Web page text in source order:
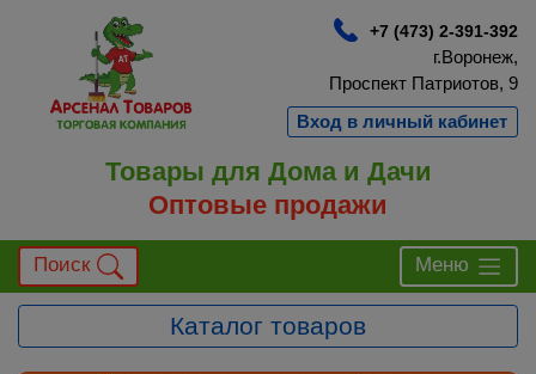
+7 (473) 2-391-392
г.Воронеж,
Проспект Патриотов, 9
Вход в личный кабинет
Товары для Дома и Дачи
Оптовые продажи
Поиск Меню
Каталог товаров